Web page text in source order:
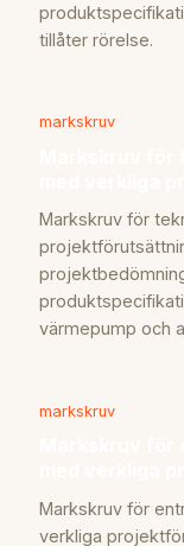
tillåter rörelse.
markskruv
Markskruv för
värmepump och
markskruv
Markskruv för
verkliga